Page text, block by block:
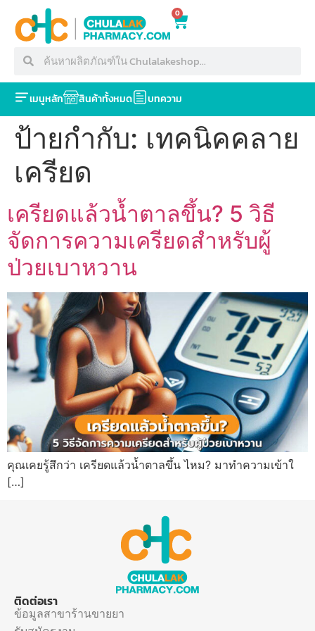
0
เมนูหลัก สินค้าทั้งหมด บทความ
ป้ายกำกับ: เทคนิคคลาย
เครียด
เครียดแล้วน้ำตาลขึ้น? 5 วิธี
จัดการความเครียดสำหรับผู้
ป่วยเบาหวาน
คุณเคยรู้สึกว่า เครียดแล้วน้ำตาลขึ้น ไหม? มาทำความเข้าใ
[…]
ติดต่อเรา
ข้อมูลสาขาร้านขายยา